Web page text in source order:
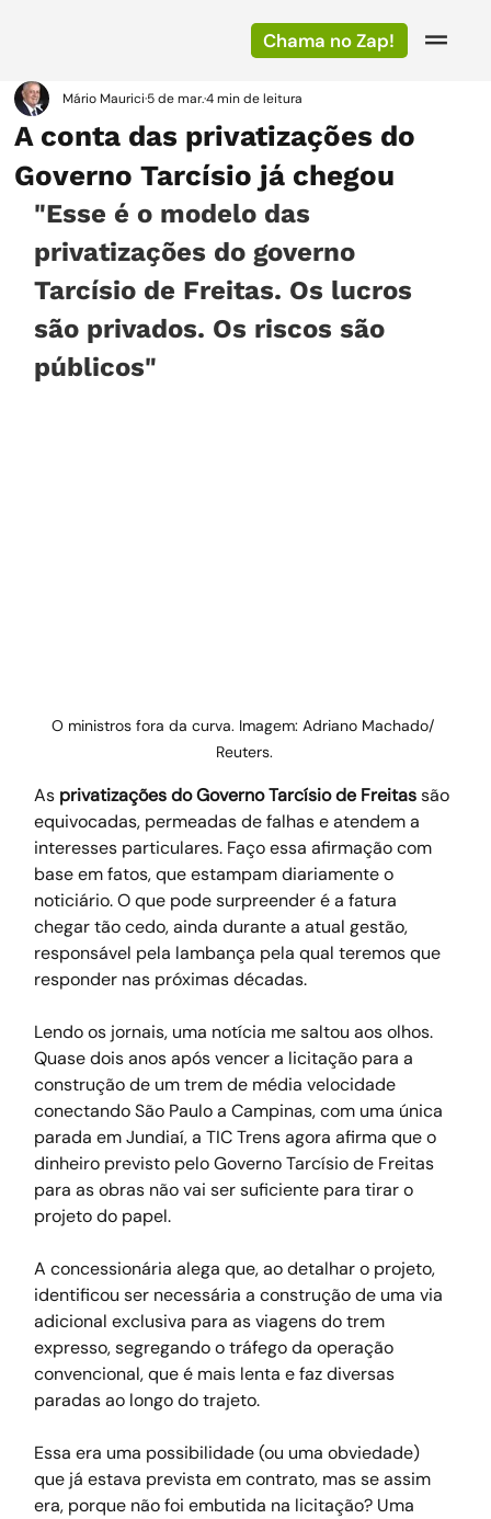
Chama no Zap!
A conta das privatizações do
Governo Tarcísio já chegou
Mário Maurici5 de mar.4 min de leitura
"Esse é o modelo das
privatizações do governo
Tarcísio de Freitas. Os lucros
são privados. Os riscos são
públicos"
O ministros fora da curva. Imagem: Adriano Machado/
Reuters.
As privatizações do Governo Tarcísio de Freitas são
equivocadas, permeadas de falhas e atendem a
interesses particulares. Faço essa afirmação com
base em fatos, que estampam diariamente o
noticiário. O que pode surpreender é a fatura
chegar tão cedo, ainda durante a atual gestão,
responsável pela lambança pela qual teremos que
responder nas próximas décadas.
Lendo os jornais, uma notícia me saltou aos olhos.
Quase dois anos após vencer a licitação para a
construção de um trem de média velocidade
conectando São Paulo a Campinas, com uma única
parada em Jundiaí, a TIC Trens agora afirma que o
dinheiro previsto pelo Governo Tarcísio de Freitas
para as obras não vai ser suficiente para tirar o
projeto do papel.
A concessionária alega que, ao detalhar o projeto,
identificou ser necessária a construção de uma via
adicional exclusiva para as viagens do trem
expresso, segregando o tráfego da operação
convencional, que é mais lenta e faz diversas
paradas ao longo do trajeto.
Essa era uma possibilidade (ou uma obviedade)
que já estava prevista em contrato, mas se assim
era, porque não foi embutida na licitação? Uma